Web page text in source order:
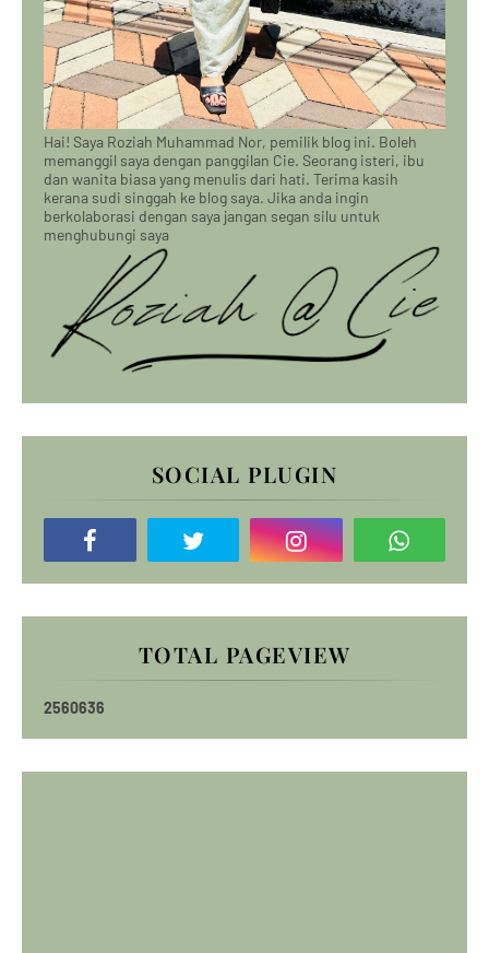
Hai! Saya Roziah Muhammad Nor, pemilik blog ini. Boleh
memanggil saya dengan panggilan Cie. Seorang isteri, ibu
dan wanita biasa yang menulis dari hati. Terima kasih
kerana sudi singgah ke blog saya. Jika anda ingin
berkolaborasi dengan saya jangan segan silu untuk
menghubungi saya
SOCIAL PLUGIN
TOTAL PAGEVIEW
2560636